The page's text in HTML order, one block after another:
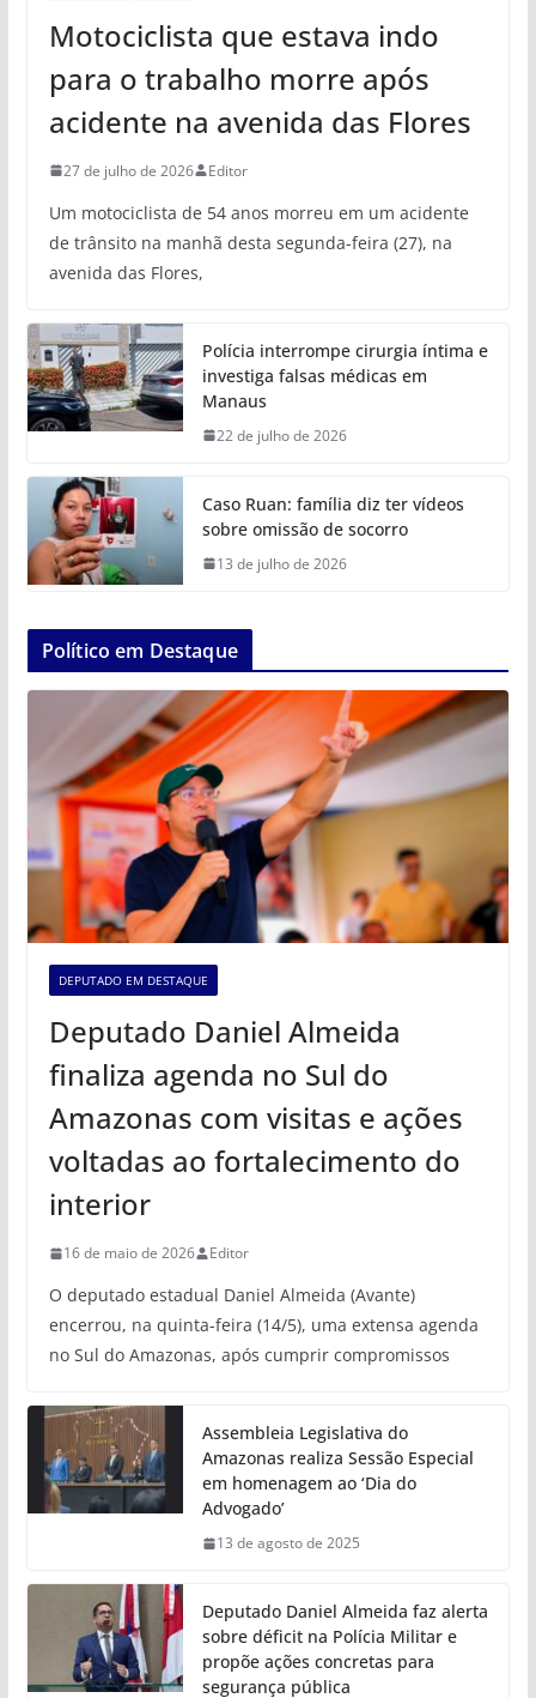
Motociclista que estava indo
para o trabalho morre após
acidente na avenida das Flores
27 de julho de 2026 Editor
Um motociclista de 54 anos morreu em um acidente
de trânsito na manhã desta segunda-feira (27), na
avenida das Flores,
Polícia interrompe cirurgia íntima e
investiga falsas médicas em
Manaus
22 de julho de 2026
Caso Ruan: família diz ter vídeos
sobre omissão de socorro
13 de julho de 2026
Político em Destaque
DEPUTADO EM DESTAQUE
Deputado Daniel Almeida
finaliza agenda no Sul do
Amazonas com visitas e ações
voltadas ao fortalecimento do
interior
16 de maio de 2026 Editor
O deputado estadual Daniel Almeida (Avante)
encerrou, na quinta-feira (14/5), uma extensa agenda
no Sul do Amazonas, após cumprir compromissos
Assembleia Legislativa do
Amazonas realiza Sessão Especial
em homenagem ao ‘Dia do
Advogado’
13 de agosto de 2025
Deputado Daniel Almeida faz alerta
sobre déficit na Polícia Militar e
propõe ações concretas para
segurança pública